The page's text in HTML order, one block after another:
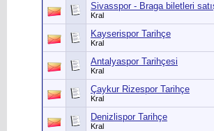
Sivasspor - Braga biletleri
Kral
Kayserispor Tarihçe
Kral
Antalyaspor Tarihçesi
Kral
Çaykur Rizespor Tarihçe
Kral
Denizlispor Tarihçe
Kral